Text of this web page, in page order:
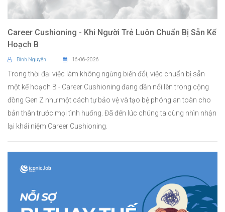
Career Cushioning - Khi Người Trẻ Luôn Chuẩn Bị Sẵn Kế
Hoạch B
Bình Nguyên 16-06-2026
Trong thời đại việc làm không ngừng biến đổi, việc chuẩn bị sẵn
một kế hoạch B - Career Cushioning đang dần nổi lên trong cộng
đồng Gen Z như một cách tự bảo vệ và tạo bệ phóng an toàn cho
bản thân trước mọi tình huống. Đã đến lúc chúng ta cùng nhìn nhận
lại khái niệm Career Cushioning.